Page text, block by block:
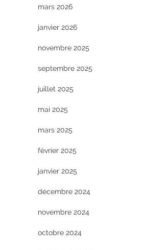
mars 2026
janvier 2026
novembre 2025
septembre 2025
juillet 2025
mai 2025
mars 2025
février 2025
janvier 2025
décembre 2024
novembre 2024
octobre 2024